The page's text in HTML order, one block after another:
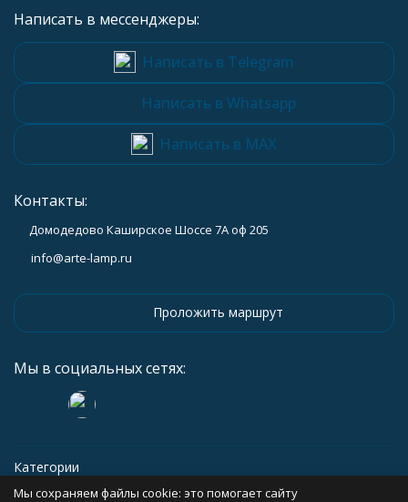
Написать в мессенджеры:
Написать в Telegram
Написать в Whatsapp
Написать в MAX
Контакты:
Домодедово Каширское Шоссе 7А оф 205
info@arte-lamp.ru
Проложить маршрут
Мы в социальных сетях:
Категории
Мы сохраняем файлы cookie: это помогает сайту